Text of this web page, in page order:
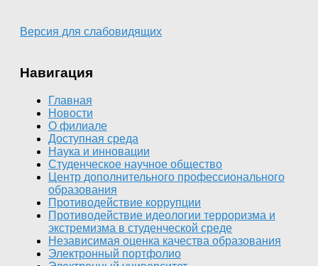
Версия для слабовидящих
Навигация
Главная
Новости
О филиале
Доступная среда
Наука и инновации
Студенческое научное общество
Центр дополнительного профессионального
образования
Противодействие коррупции
Противодействие идеологии терроризма и
экстремизма в студенческой среде
Независимая оценка качества образования
Электронный портфолио